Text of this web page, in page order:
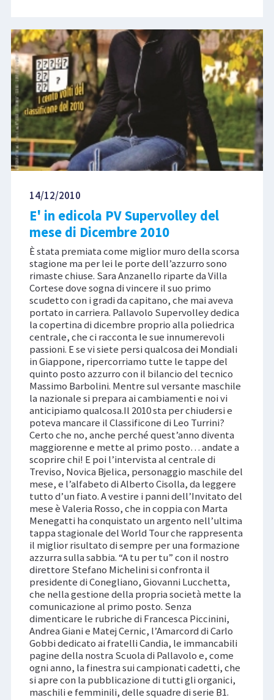
14/12/2010
E' in edicola PV Supervolley del
mese di Dicembre 2010
È stata premiata come miglior muro della scorsa
stagione ma per lei le porte dell’azzurro sono
rimaste chiuse. Sara Anzanello riparte da Villa
Cortese dove sogna di vincere il suo primo
scudetto con i gradi da capitano, che mai aveva
portato in carriera. Pallavolo Supervolley dedica
la copertina di dicembre proprio alla poliedrica
centrale, che ci racconta le sue innumerevoli
passioni. E se vi siete persi qualcosa dei Mondiali
in Giappone, ripercorriamo tutte le tappe del
quinto posto azzurro con il bilancio del tecnico
Massimo Barbolini. Mentre sul versante maschile
la nazionale si prepara ai cambiamenti e noi vi
anticipiamo qualcosa.Il 2010 sta per chiudersi e
poteva mancare il Classificone di Leo Turrini?
Certo che no, anche perché quest’anno diventa
maggiorenne e mette al primo posto… andate a
scoprire chi! E poi l’intervista al centrale di
Treviso, Novica Bjelica, personaggio maschile del
mese, e l’alfabeto di Alberto Cisolla, da leggere
tutto d’un fiato. A vestire i panni dell’Invitato del
mese è Valeria Rosso, che in coppia con Marta
Menegatti ha conquistato un argento nell’ultima
tappa stagionale del World Tour che rappresenta
il miglior risultato di sempre per una formazione
azzurra sulla sabbia. “A tu per tu” con il nostro
direttore Stefano Michelini si confronta il
presidente di Conegliano, Giovanni Lucchetta,
che nella gestione della propria società mette la
comunicazione al primo posto. Senza
dimenticare le rubriche di Francesca Piccinini,
Andrea Giani e Matej Cernic, l’Amarcord di Carlo
Gobbi dedicato ai fratelli Candia, le immancabili
pagine della nostra Scuola di Pallavolo e, come
ogni anno, la finestra sui campionati cadetti, che
si apre con la pubblicazione di tutti gli organici,
maschili e femminili, delle squadre di serie B1.